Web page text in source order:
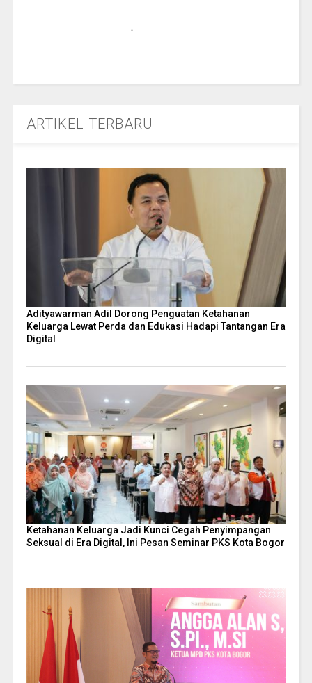
ARTIKEL TERBARU
Adityawarman Adil Dorong Penguatan Ketahanan
Keluarga Lewat Perda dan Edukasi Hadapi Tantangan Era
Digital
Ketahanan Keluarga Jadi Kunci Cegah Penyimpangan
Seksual di Era Digital, Ini Pesan Seminar PKS Kota Bogor